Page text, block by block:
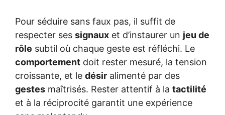
Pour séduire sans faux pas, il suffit de
respecter ses signaux et d’instaurer un jeu de
rôle subtil où chaque geste est réfléchi. Le
comportement doit rester mesuré, la tension
croissante, et le désir alimenté par des
gestes maîtrisés. Rester attentif à la tactilité
et à la réciprocité garantit une expérience